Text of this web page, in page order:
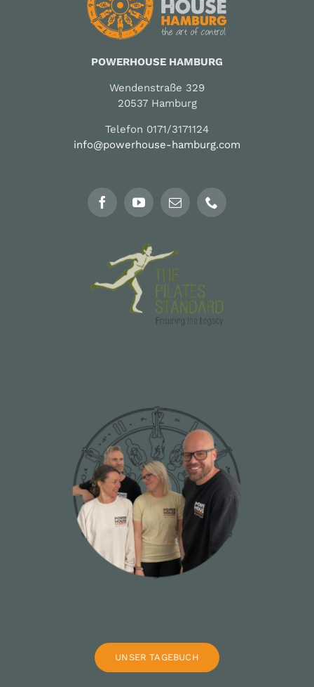
POWERHOUSE HAMBURG
Wendenstraße 329
20537 Hamburg
Telefon 0171/3171124
info@powerhouse-hamburg.com
UNSER TAGEBUCH